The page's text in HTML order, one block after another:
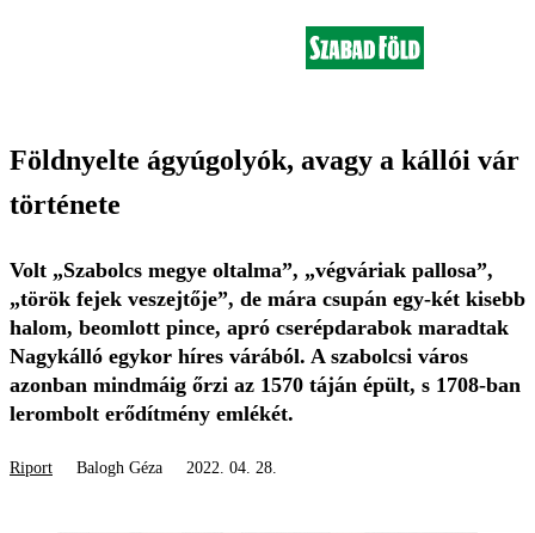
Földnyelte ágyúgolyók, avagy a kállói vár
története
Volt „Szabolcs megye oltalma”, „végváriak pallosa”,
„török fejek veszejtője”, de mára csupán egy-két kisebb
halom, beomlott pince, apró cserépdarabok maradtak
Nagykálló egykor híres várából. A szabolcsi város
azonban mindmáig őrzi az 1570 táján épült, s 1708-ban
lerombolt erődítmény emlékét.
Riport Balogh Géza 2022. 04. 28.